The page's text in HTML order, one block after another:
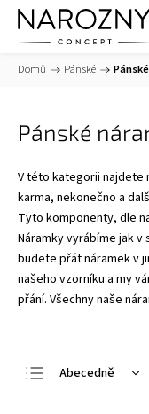
Domů / Pánské /
Pánské
V této kategorii najdete
karma, nekonečno a
Tyto komponenty, dle
Náramky vyrábíme jak
budete přát náramek v
našeho vzorníku a my
přání. Všechny naše
Abecedně